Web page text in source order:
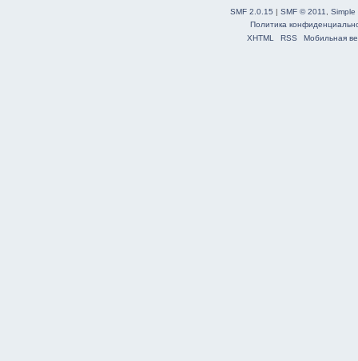
SMF 2.0.15 | SMF © 2011
Simple
Политика
XHTML
RSS Мобильная